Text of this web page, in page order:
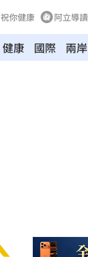
祝你健康 阿立導讀
健康 國際 兩岸